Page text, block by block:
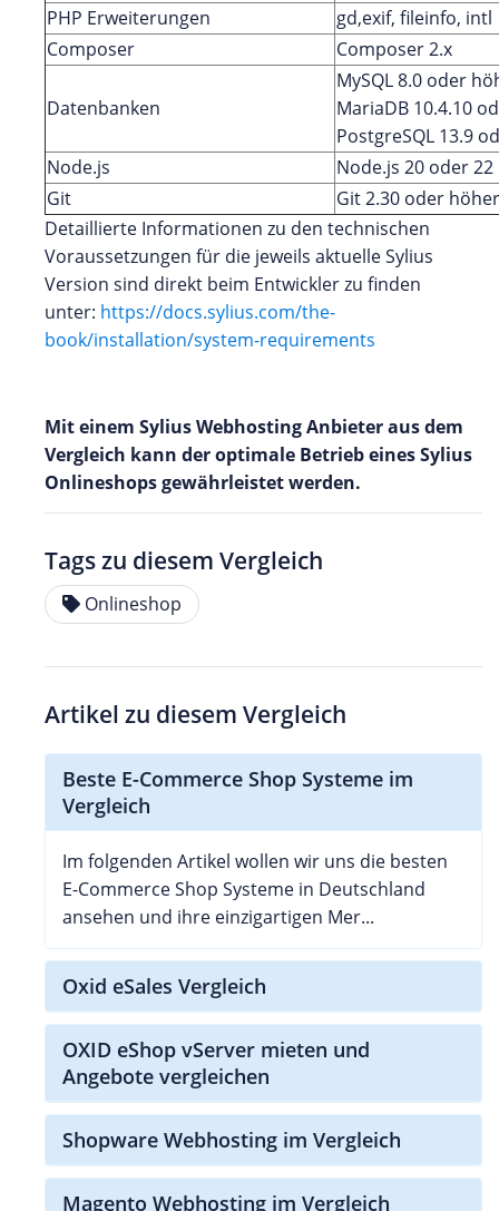
PHP Erweiterungen
gd,exif, fileinfo, intl
Composer
Composer 2.x
Datenbanken
MySQL 8.0 oder
MariaDB 10.4.10
PostgreSQL 13.9
Node.js
Node.js 20 oder 22
Git
Git 2.30 oder höher
Detaillierte Informationen zu den technischen
Voraussetzungen für die jeweils aktuelle Sylius
Version sind direkt beim Entwickler zu finden
unter: https://docs.sylius.com/the-
book/installation/system-requirements
Mit einem Sylius Webhosting Anbieter aus dem
Vergleich kann der optimale Betrieb eines Sylius
Onlineshops gewährleistet werden.
Tags zu diesem Vergleich
Onlineshop
Artikel zu diesem Vergleich
Beste E-Commerce Shop Systeme im
Vergleich
Im folgenden Artikel wollen wir uns die besten
E-Commerce Shop Systeme in Deutschland
ansehen und ihre einzigartigen Mer...
Oxid eSales Vergleich
OXID eShop vServer mieten und
Angebote vergleichen
Shopware Webhosting im Vergleich
Magento Webhosting im Vergleich